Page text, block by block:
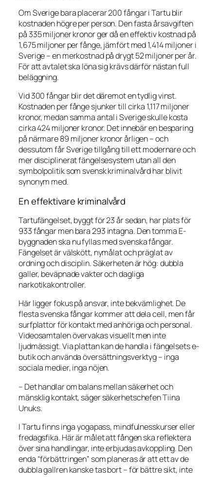
Om Sverige bara placerar 200 fångar i Tartu blir
kostnaden högre per person. Den fasta årsavgiften
på 335 miljoner kronor ger då en effektiv kostnad på
1,675 miljoner per fånge, jämfört med 1,414 miljoner i
Sverige – en merkostnad på drygt 52 miljoner per år.
För att avtalet ska löna sig krävs därför nästan full
beläggning.
Vid 300 fångar blir det däremot en tydlig vinst.
Kostnaden per fånge sjunker till cirka 1,117 miljoner
kronor, medan samma antal i Sverige skulle kosta
cirka 424 miljoner kronor. Det innebär en besparing
på närmare 89 miljoner kronor årligen – och
dessutom får Sverige tillgång till ett modernare och
mer disciplinerat fängelsesystem utan all den
symbolpolitik som svensk kriminalvård har blivit
synonym med.
En effektivare kriminalvård
Tartufängelset, byggt för 23 år sedan, har plats för
933 fångar men bara 293 intagna. Den tomma E-
byggnaden ska nu fyllas med svenska fångar.
Fängelset är välskött, nymålat och präglat av
ordning och disciplin. Säkerheten är hög: dubbla
galler, beväpnade vakter och dagliga
narkotikakontroller.
Här ligger fokus på ansvar, inte bekvämlighet. De
flesta svenska fångar kommer att dela cell, men får
surfplattor för kontakt med anhöriga och personal.
Videosamtalen övervakas visuellt men inte
ljudmässigt. Via plattan kan de handla i fängelsets e-
butik och använda översättningsverktyg – inga
sociala medier, inga nöjen.
– Det handlar om balans mellan säkerhet och
mänsklig kontakt, säger säkerhetschefen Tiina
Unuks.
I Tartu finns inga yogapass, mindfulnesskurser eller
fredagsfika. Här är målet att fången ska reflektera
över sina handlingar, inte erbjudas avkoppling. Den
enda “förbättringen” som planeras är att ett av de
dubbla gallren kanske tas bort – för bättre sikt, inte